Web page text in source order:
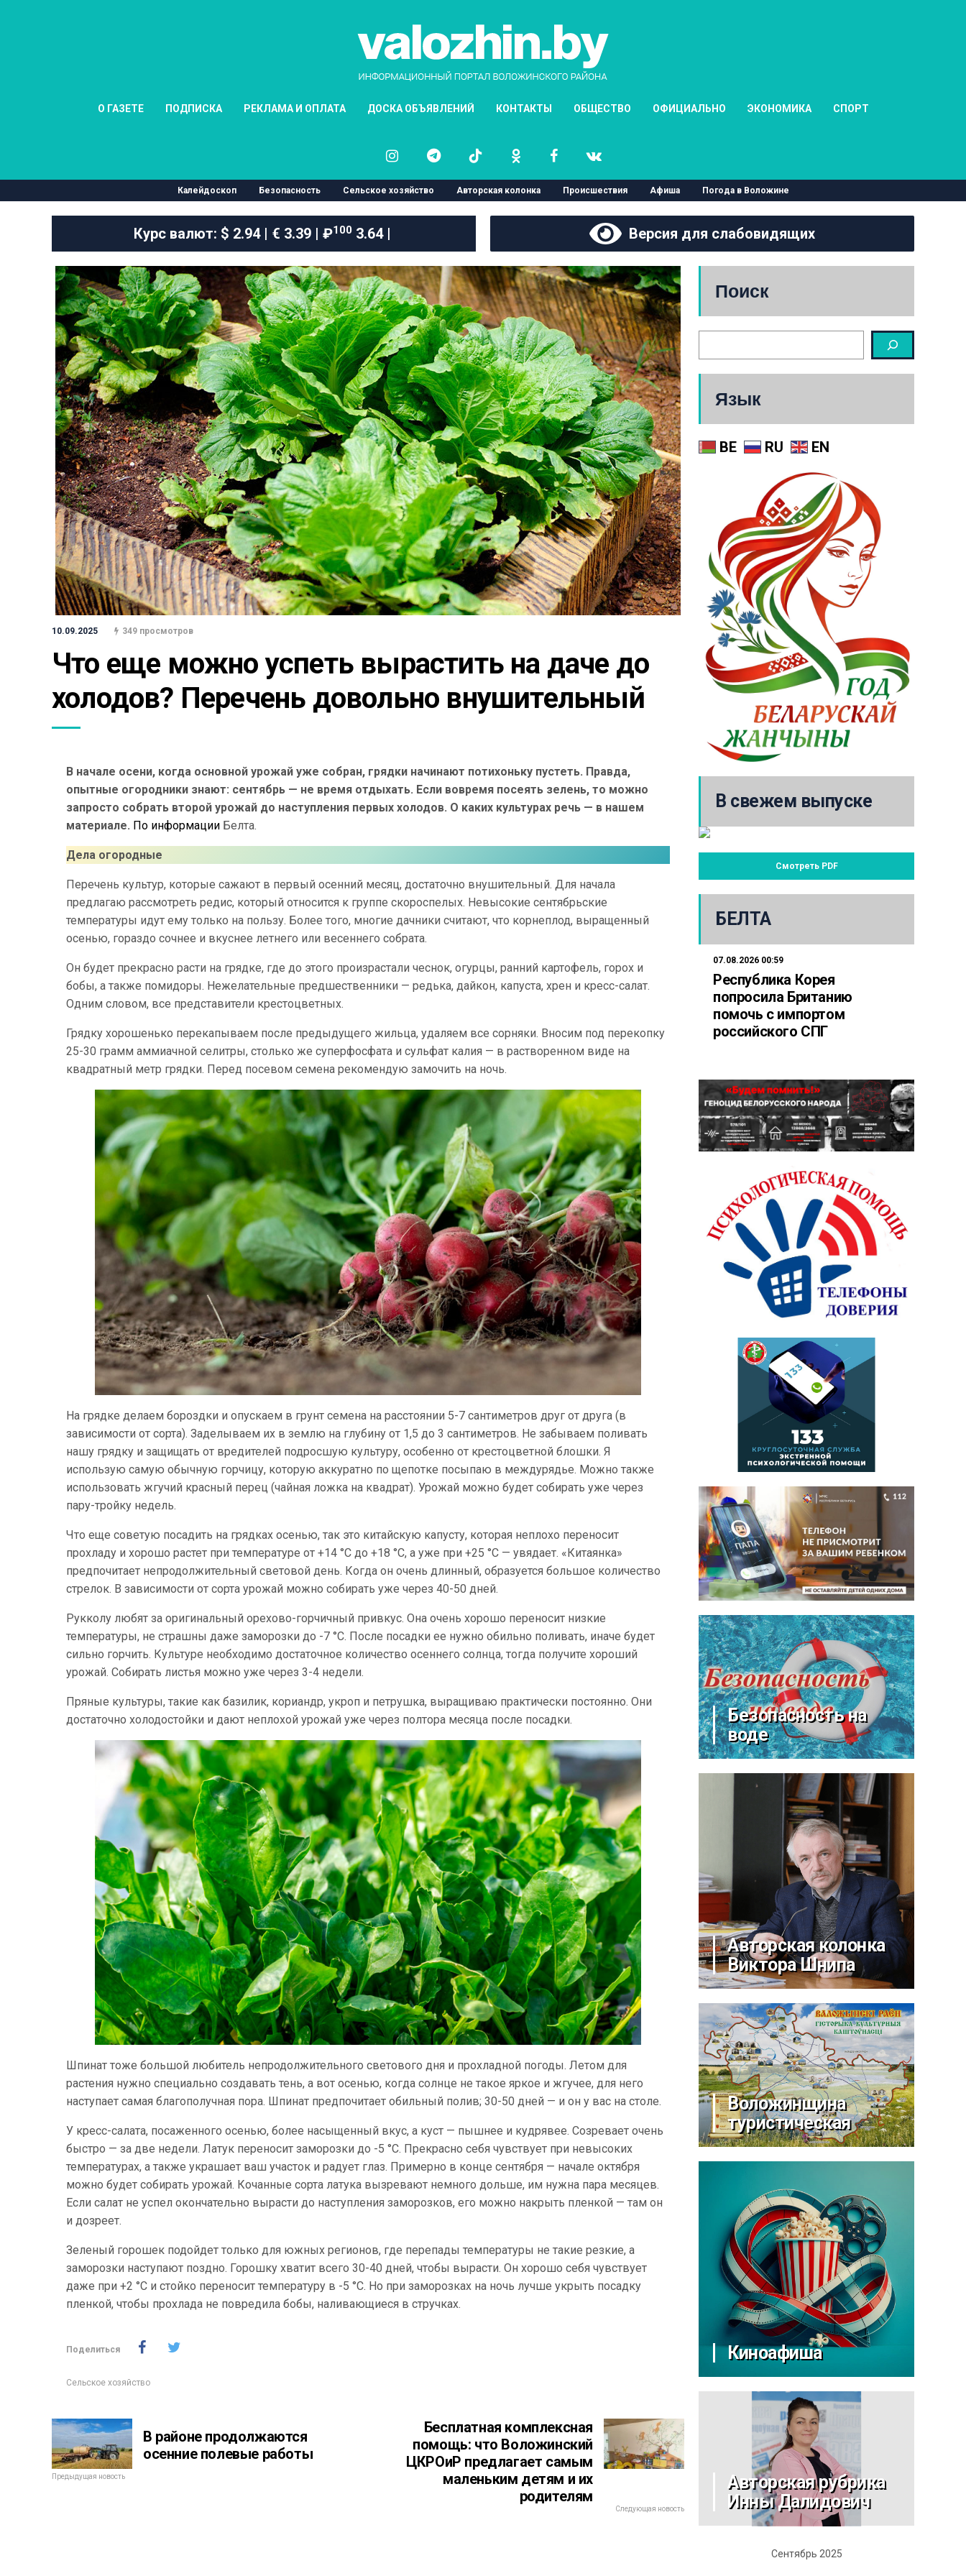
О ГАЗЕТЕ ПОДПИСКА РЕКЛАМА И ОПЛАТА ДОСКА ОБЪЯВЛЕНИЙ КОНТАКТЫ ОБЩЕСТВО ОФИЦИАЛЬНО ЭКОНОМИКА СПОРТ
Калейдоскоп Безопасность Сельское хозяйство Авторская колонка Происшествия Афиша Погода в Воложине
Курс валют: $ 2.94 | € 3.39 | ₽1003.64 | Версия для слабовидящих
10.09.2025 349 просмотров
Что еще можно успеть вырастить на даче до
холодов? Перечень довольно внушительный
В начале осени, когда основной урожай уже собран, грядки начинают потихоньку пустеть. Правда,
опытные огородники знают: сентябрь — не время отдыхать. Если вовремя посеять зелень, то можно
запросто собрать второй урожай до наступления первых холодов. О каких культурах речь — в нашем
материале. По информации Белта.
Дела огородные
Перечень культур, которые сажают в первый осенний месяц, достаточно внушительный. Для начала
предлагаю рассмотреть редис, который относится к группе скороспелых. Невысокие сентябрьские
температуры идут ему только на пользу. Более того, многие дачники считают, что корнеплод, выращенный
осенью, гораздо сочнее и вкуснее летнего или весеннего собрата.
Он будет прекрасно расти на грядке, где до этого произрастали чеснок, огурцы, ранний картофель, горох и
бобы, а также помидоры. Нежелательные предшественники — редька, дайкон, капуста, хрен и кресс-салат.
Одним словом, все представители крестоцветных.
Грядку хорошенько перекапываем после предыдущего жильца, удаляем все сорняки. Вносим под перекопку
25-30 грамм аммиачной селитры, столько же суперфосфата и сульфат калия — в растворенном виде на
квадратный метр грядки. Перед посевом семена рекомендую замочить на ночь.
На грядке делаем бороздки и опускаем в грунт семена на расстоянии 5-7 сантиметров друг от друга (в
зависимости от сорта). Заделываем их в землю на глубину от 1,5 до 3 сантиметров. Не забываем поливать
нашу грядку и защищать от вредителей подросшую культуру, особенно от крестоцветной блошки. Я
использую самую обычную горчицу, которую аккуратно по щепотке посыпаю в междурядье. Можно также
использовать жгучий красный перец (чайная ложка на квадрат). Урожай можно будет собирать уже через
пару-тройку недель.
Что еще советую посадить на грядках осенью, так это китайскую капусту, которая неплохо переносит
прохладу и хорошо растет при температуре от +14 °С до +18 °С, а уже при +25 °С — увядает. «Китаянка»
предпочитает непродолжительный световой день. Когда он очень длинный, образуется большое количество
стрелок. В зависимости от сорта урожай можно собирать уже через 40-50 дней.
Рукколу любят за оригинальный орехово-горчичный привкус. Она очень хорошо переносит низкие
температуры, не страшны даже заморозки до -7 °С. После посадки ее нужно обильно поливать, иначе будет
сильно горчить. Культуре необходимо достаточное количество осеннего солнца, тогда получите хороший
урожай. Собирать листья можно уже через 3-4 недели.
Пряные культуры, такие как базилик, кориандр, укроп и петрушка, выращиваю практически постоянно. Они
достаточно холодостойки и дают неплохой урожай уже через полтора месяца после посадки.
Шпинат тоже большой любитель непродолжительного светового дня и прохладной погоды. Летом для
растения нужно специально создавать тень, а вот осенью, когда солнце не такое яркое и жгучее, для него
наступает самая благополучная пора. Шпинат предпочитает обильный полив; 30-50 дней — и он у вас на столе.
У кресс-салата, посаженного осенью, более насыщенный вкус, а куст — пышнее и кудрявее. Созревает очень
быстро — за две недели. Латук переносит заморозки до -5 °С. Прекрасно себя чувствует при невысоких
температурах, а также украшает ваш участок и радует глаз. Примерно в конце сентября — начале октября
можно будет собирать урожай. Кочанные сорта латука вызревают немного дольше, им нужна пара месяцев.
Если салат не успел окончательно вырасти до наступления заморозков, его можно накрыть пленкой — там он
и дозреет.
Зеленый горошек подойдет только для южных регионов, где перепады температуры не такие резкие, а
заморозки наступают поздно. Горошку хватит всего 30-40 дней, чтобы вырасти. Он хорошо себя чувствует
даже при +2 °С и стойко переносит температуру в -5 °С. Но при заморозках на ночь лучше укрыть посадку
пленкой, чтобы прохлада не повредила бобы, наливающиеся в стручках.
Поделиться
Сельское хозяйство
В районе продолжаются
осенние полевые работы
Предыдущая новость
Бесплатная комплексная
помощь: что Воложинский
ЦКРОиР предлагает самым
маленьким детям и их
родителям
Следующая новость
Поиск
Язык
BE RU EN
В свежем выпуске
Смотреть PDF
БЕЛТА
07.08.2026 00:59
Республика Корея
попросила Британию
помочь с импортом
российского СПГ
Безопасность на
воде
Авторская колонка
Виктора Шнипа
Воложинщина
туристическая
Киноафиша
Авторская рубрика
Инны Далидович
Сентябрь 2025